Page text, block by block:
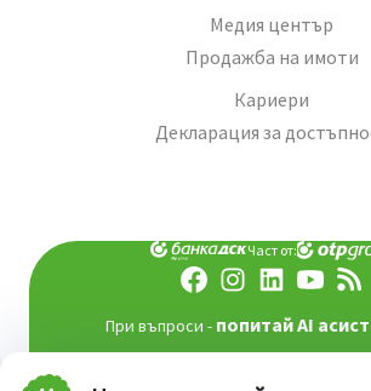
Медия център
Продажба на имоти
Кариери
Декларация за
Част от:
При въпроси - попитай AI